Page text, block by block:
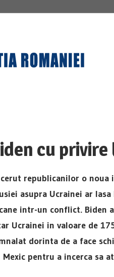
cu
cerut republicanilor o
asupra Ucrainei ar
intr-un conflict. Biden
Ucrainei in valoare de
dorinta de a face
pentru a incerca sa